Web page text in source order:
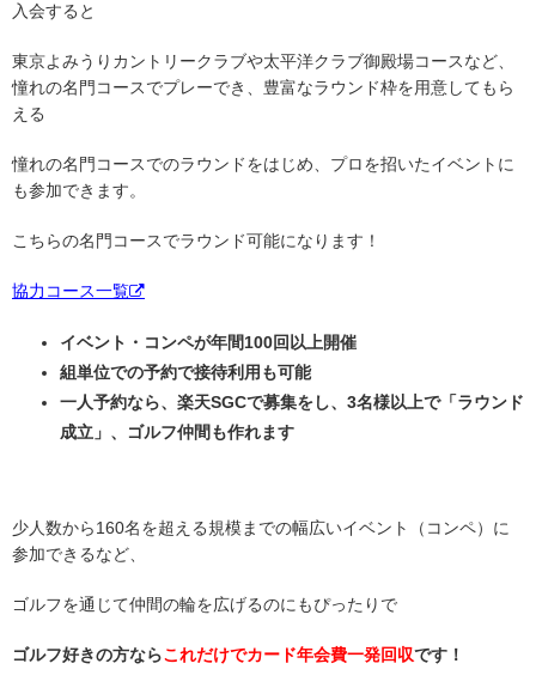
入会すると
東京よみうりカントリークラブや太平洋クラブ御殿場コースなど、
憧れの名門コースでプレーでき、豊富なラウンド枠を用意してもら
える
憧れの名門コースでのラウンドをはじめ、プロを招いたイベントに
も参加できます。
こちらの名門コースでラウンド可能になります！
協力コース一覧
イベント・コンペが年間100回以上開催
組単位での予約で接待利用も可能
一人予約なら、楽天SGCで募集をし、3名様以上で「ラウンド
成立」、ゴルフ仲間も作れます
少人数から160名を超える規模までの幅広いイベント（コンペ）に
参加できるなど、
ゴルフを通じて仲間の輪を広げるのにもぴったりで
ゴルフ好きの方ならこれだけでカード年会費一発回収です！